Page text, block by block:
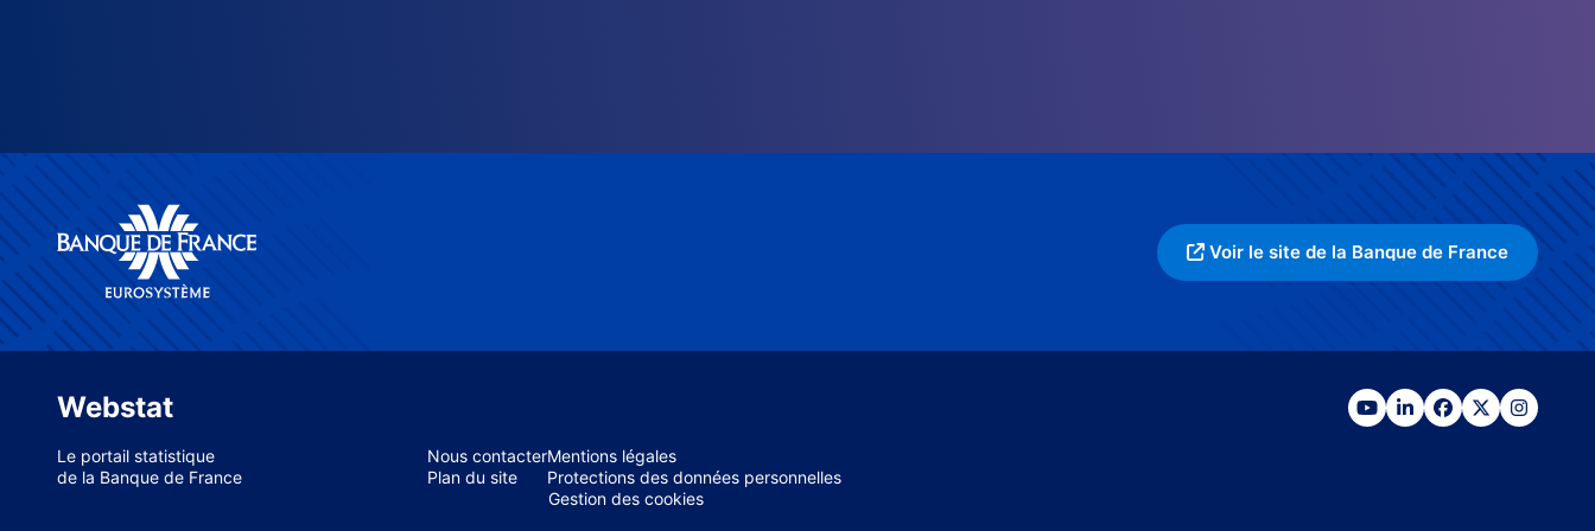
Voir le site de la Banque de France
Webstat
Le portail statistique
de la Banque de France
Nous contacter
Plan du site
Mentions légales
Protections des données personnelles
Gestion des cookies